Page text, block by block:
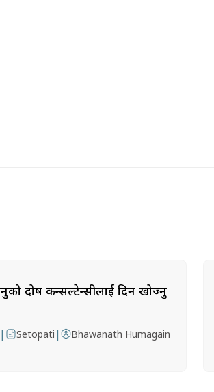
दोष कन्सल्टेन्सीलाई दिन खोज्नु
| Setopati | Bhawanath Humagain